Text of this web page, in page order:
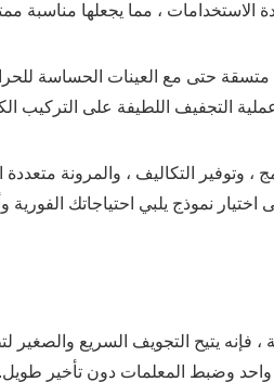
الاستخدامات ، مما يجعلها مناسبة
متسقة حتى مع العينات الحساسة
التجفيف اللطيفة على التركيب
، وتوفير التكاليف ، والمرونة
نموذج يلبي احتياجاتك الفورية
فإنه يتيح التجويف السريع والصغير
واحد وضبط المعلمات دون تأخير طويل.